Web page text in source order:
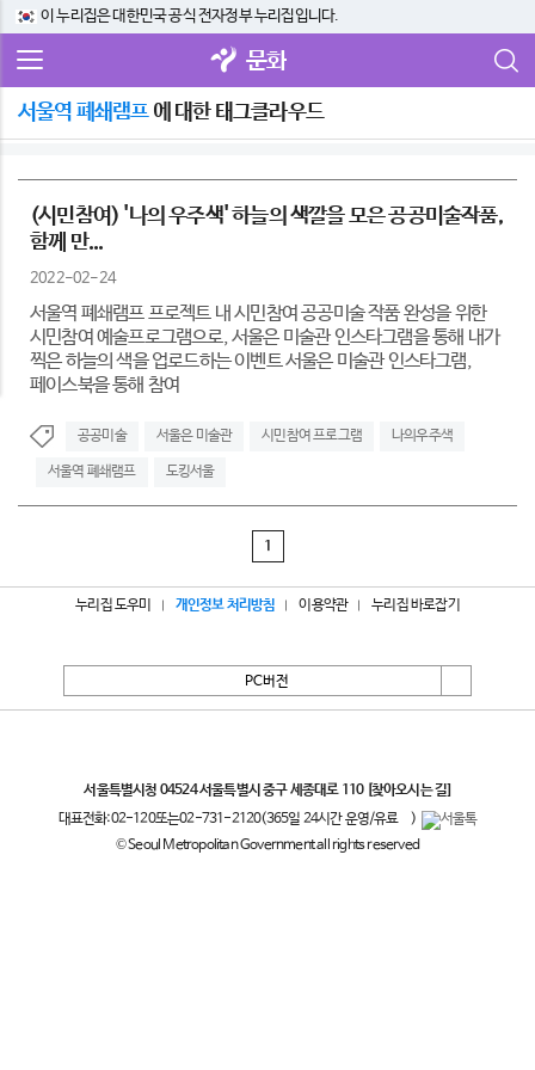
이 누리집은 대한민국 공식 전자정부 누리집입니다.
문화
서울역 폐쇄램프에 대한 태그클라우드
(시민참여) '나의 우주색' 하늘의 색깔을 모은 공공미술작품,
함께 만...
2022-02-24
서울역 폐쇄램프 프로젝트 내 시민참여 공공미술 작품 완성을 위한
시민참여 예술프로그램으로, 서울은 미술관 인스타그램을 통해 내가
찍은 하늘의 색을 업로드하는 이벤트 서울은 미술관 인스타그램,
페이스북을 통해 참여
공공미술 서울은 미술관 시민참여 프로그램 나의우주색
서울역 폐쇄램프 도킹서울
1
누리집 도우미 개인정보 처리방침 이용약관 누리집 바로잡기
PC버전
서울특별시청 04524 서울특별시 중구 세종대로 110 [찾아오시는 길]
대표전화:02-120또는02-731-2120(365일 24시간 운영/유료
)
© Seoul Metropolitan Government all rights reserved